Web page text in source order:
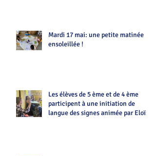
Mardi 17 mai: une petite matinée
ensoleillée !
Les élèves de 5 ème et de 4 ème
participent à une initiation de
langue des signes animée par Eloïse